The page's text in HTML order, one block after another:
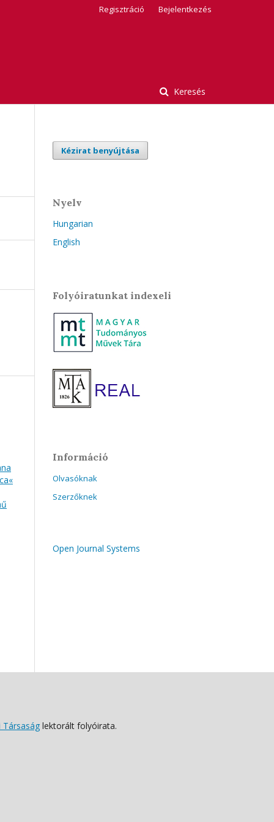
Keresés
Regisztráció Bejelentkezés
Kézirat benyújtása
Nyelv
Hungarian
English
Folyóiratunkat indexeli
Információ
Olvasóknak
Szerzőknek
Open Journal Systems
lektorált folyóirata.